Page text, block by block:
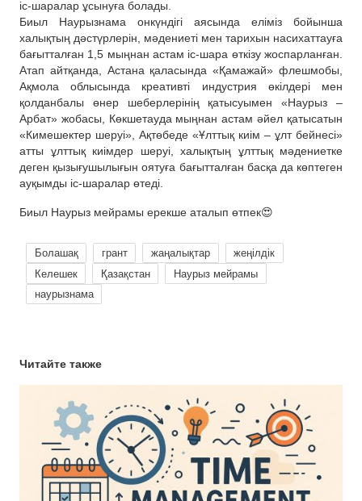
іс-шаралар ұсынуға болады.
Биыл Наурызнама онкүндігі аясында еліміз бойынша
халықтың дәстүрлерін, мәдениеті мен тарихын насихаттауға
бағытталған 1,5 мыңнан астам іс-шара өткізу жоспарланған.
Атап айтқанда, Астана қаласында «Қамажай» флешмобы,
Ақмола облысында креативті индустрия өкілдері мен
қолданбалы өнер шеберлерінің қатысуымен «Наурыз –
Арбат» жобасы, Көкшетауда мыңнан астам әйел қатысатын
«Кимешектер шеруі», Ақтөбеде «Ұлттық киім – ұлт бейнесі»
атты ұлттық киімдер шеруі, халықтың ұлттық мәдениетке
деген қызығушылығын оятуға бағытталған басқа да көптеген
ауқымды іс-шаралар өтеді.
Биыл Наурыз мейрамы ерекше аталып өтпек😍
Болашақ грант жаңалықтар
жеңілдік
Келешек
Қазақстан
Наурыз мейрамы
наурызнама
Читайте также